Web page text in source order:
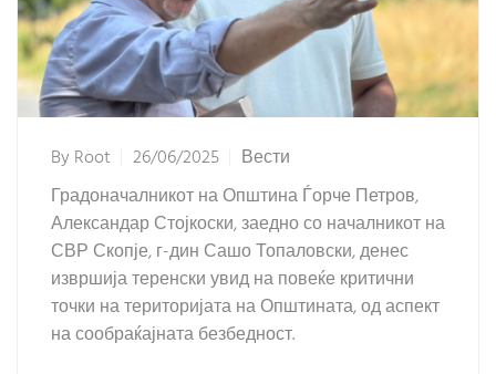
ByRoot 26/06/2025
Вести
Градоначалникот на Општина Ѓорче Петров,
Александар Стојкоски, заедно со началникот на
СВР Скопје, г-дин Сашо Топаловски, денес
извршија теренски увид на повеќе критични
точки на територијата на Општината, од аспект
на сообраќајната безбедност.